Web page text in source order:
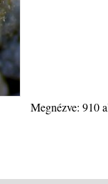
Megnézve: 910